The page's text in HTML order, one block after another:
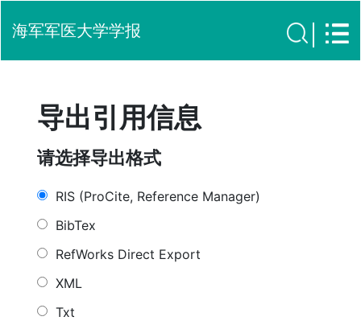
海军军医大学学报
导出引用信息
请选择导出格式
RIS (ProCite, Reference Manager)
BibTex
RefWorks Direct Export
XML
Txt